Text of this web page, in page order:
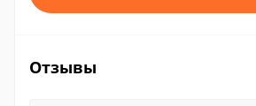
Отзывы